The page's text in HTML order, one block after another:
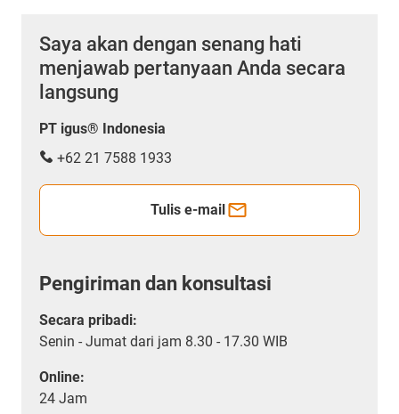
Saya akan dengan senang hati
menjawab pertanyaan Anda secara
langsung
PT igus® Indonesia
+62 21 7588 1933
Tulis e-mail
Pengiriman dan konsultasi
Secara pribadi:
Senin - Jumat dari jam 8.30 - 17.30 WIB
Online:
24 Jam